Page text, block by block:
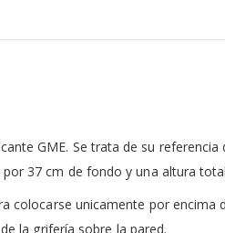
GME. Se trata de su referencia
37 cm de fondo y una altura
colocarse unicamente por encima
la grifería sobre la pared.